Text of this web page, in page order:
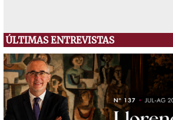
ÚLTIMAS ENTREVISTAS